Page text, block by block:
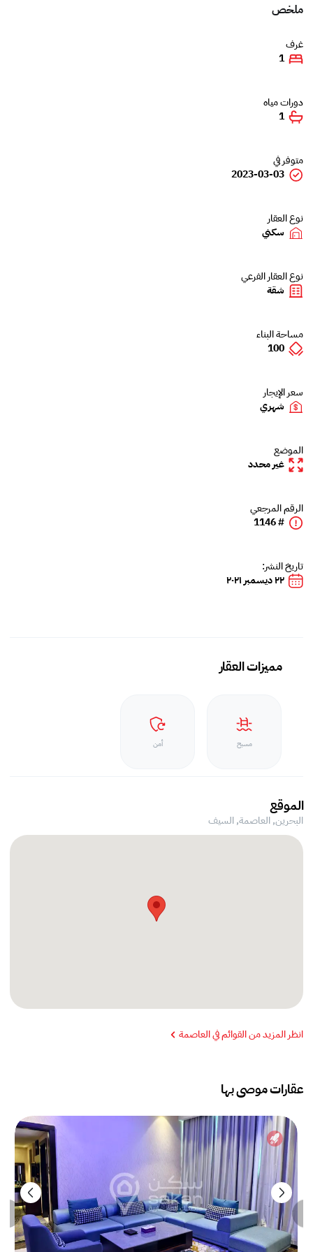
ملخص
غرف
1
دورات مياه
1
متوفر في
2023-03-03
نوع العقار
سكني
نوع العقار الفرعي
شقة
مساحة البناء
100
سعر الإيجار
شهري
الموضع
غير محدد
الرقم المرجعي
# 1146
تاريخ النشر:
٢٢ ديسمبر ٢٠٢١
مميزات العقار
مسبح أمن
الموقع
البحرين, العاصمة,السيف
انظر المزيد من القوائم في العاصمة
عقارات موصى بها